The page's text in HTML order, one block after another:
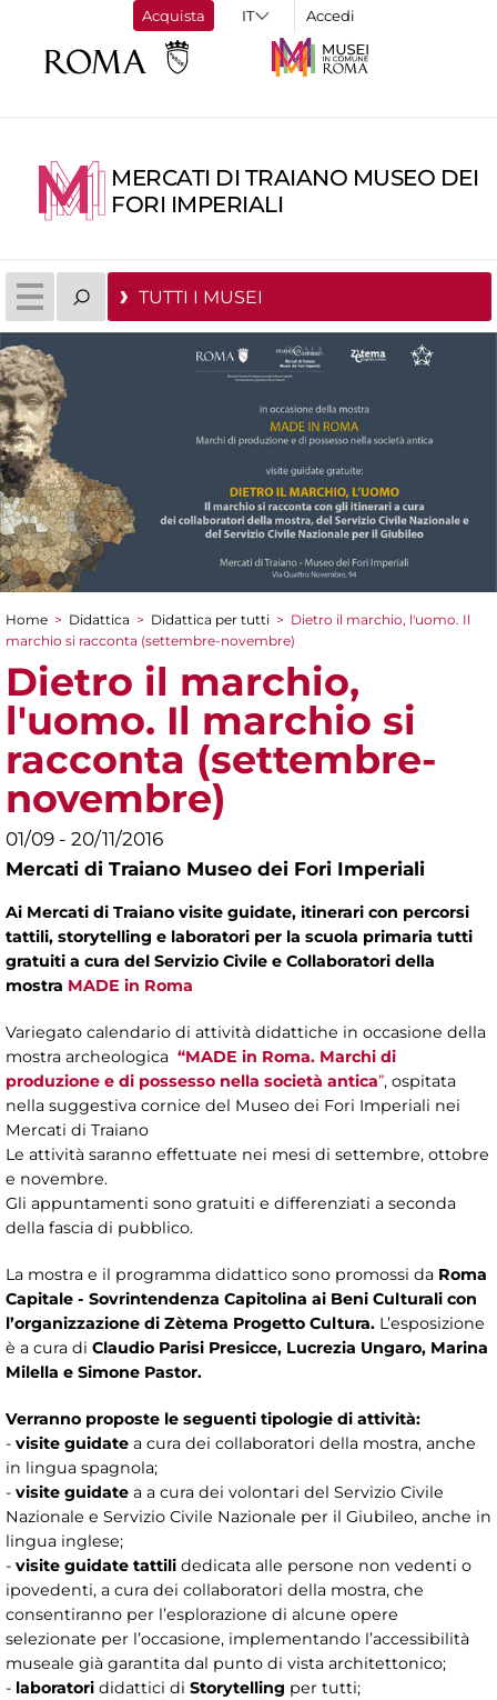
Acquista Accedi
MERCATI DI TRAIANO MUSEO DEI
FORI IMPERIALI
TUTTI I MUSEI
Tu sei qui
Home > Didattica > Didattica per tutti > Dietro il marchio, l'uomo. Il
marchio si racconta (settembre-novembre)
Dietro il marchio,
l'uomo. Il marchio si
racconta (settembre-
novembre)
01/09 - 20/11/2016
Mercati di Traiano Museo dei Fori Imperiali
Ai Mercati di Traiano visite guidate, itinerari con percorsi
tattili, storytelling e laboratori per la scuola primaria tutti
gratuiti a cura del Servizio Civile e Collaboratori della
mostra MADE in Roma
Variegato calendario di attività didattiche in occasione della
mostra archeologica “MADE in Roma. Marchi di
produzione e di possesso nella società antica”, ospitata
nella suggestiva cornice del Museo dei Fori Imperiali nei
Mercati di Traiano
Le attività saranno effettuate nei mesi di settembre, ottobre
e novembre.
Gli appuntamenti sono gratuiti e differenziati a seconda
della fascia di pubblico.
La mostra e il programma didattico sono promossi da Roma
Capitale - Sovrintendenza Capitolina ai Beni Culturali con
l’organizzazione di Zètema Progetto Cultura. L’esposizione
è a cura di Claudio Parisi Presicce, Lucrezia Ungaro, Marina
Milella e Simone Pastor.
Verranno proposte le seguenti tipologie di attività:
- visite guidate a cura dei collaboratori della mostra, anche
in lingua spagnola;
- visite guidate a a cura dei volontari del Servizio Civile
Nazionale e Servizio Civile Nazionale per il Giubileo, anche in
lingua inglese;
- visite guidate tattili dedicata alle persone non vedenti o
ipovedenti, a cura dei collaboratori della mostra, che
consentiranno per l’esplorazione di alcune opere
selezionate per l’occasione, implementando l’accessibilità
museale già garantita dal punto di vista architettonico;
- laboratori didattici di Storytelling per tutti;